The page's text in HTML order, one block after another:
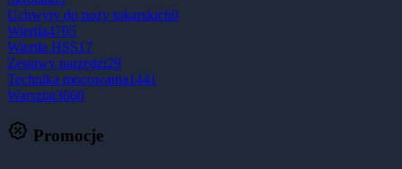
Uchwyty do noży tokarskich0
Wiertła4705
Wiertła HSS17
Zestawy narzędzi29
Technika mocowania1441
Warsztat3660
Promocje